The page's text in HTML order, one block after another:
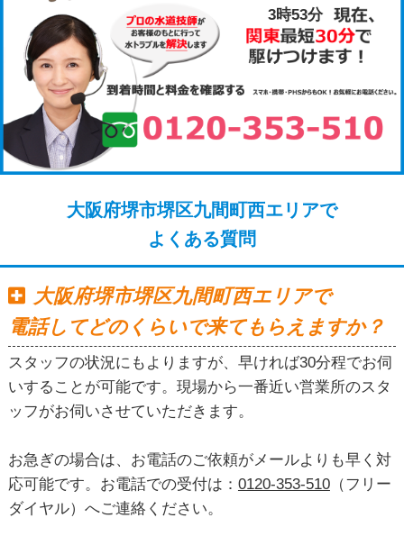
3時53分
大阪府堺市堺区九間町西エリアで
よくある質問
大阪府堺市堺区九間町西エリアで
電話してどのくらいで来てもらえますか？
スタッフの状況にもよりますが、早ければ30分程でお伺
いすることが可能です。現場から一番近い営業所のスタ
ッフがお伺いさせていただきます。
お急ぎの場合は、お電話のご依頼がメールよりも早く対
応可能です。お電話での受付は： 0120-353-510（フリー
ダイヤル）へご連絡ください。